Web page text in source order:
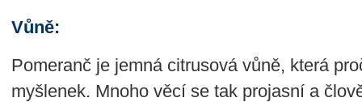
Vůně:
Pomeranč je jemná citrusová vůně, která
myšlenek. Mnoho věcí se tak projasní a